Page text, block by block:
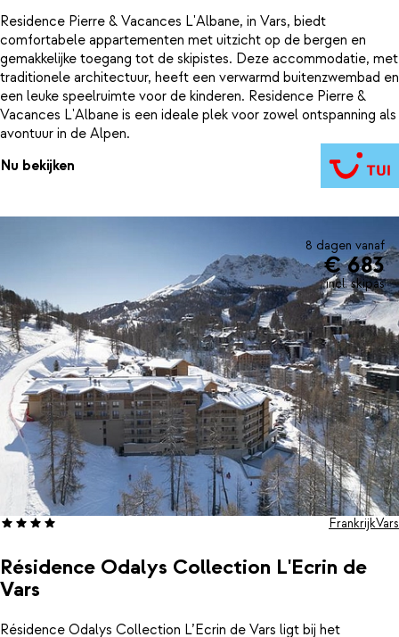
Residence Pierre & Vacances L'Albane, in Vars, biedt
comfortabele appartementen met uitzicht op de bergen en
gemakkelijke toegang tot de skipistes. Deze accommodatie, met
traditionele architectuur, heeft een verwarmd buitenzwembad en
een leuke speelruimte voor de kinderen. Residence Pierre &
Vacances L'Albane is een ideale plek voor zowel ontspanning als
avontuur in de Alpen.
Nu bekijken
8 dagen vanaf
€ 683
incl. skipas
Résidence Odalys Collection L'Ecrin de
Vars
FrankrijkVars
Résidence Odalys Collection L’Ecrin de Vars ligt bij het